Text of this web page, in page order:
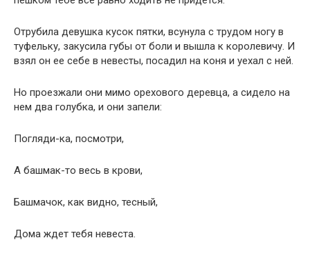
Отрубила девушка кусок пятки, всунула с трудом ногу в
туфельку, закусила губы от боли и вышла к королевичу. И
взял он ее себе в невесты, посадил на коня и уехал с ней.
Но проезжали они мимо орехового деревца, а сидело на
нем два голубка, и они запели:
Погляди-ка, посмотри,
А башмак-то весь в крови,
Башмачок, как видно, тесный,
Дома ждет тебя невеста.